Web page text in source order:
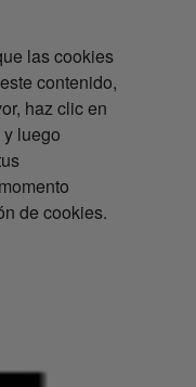
las cookies
contenido,
haz clic en
luego
de cookies.